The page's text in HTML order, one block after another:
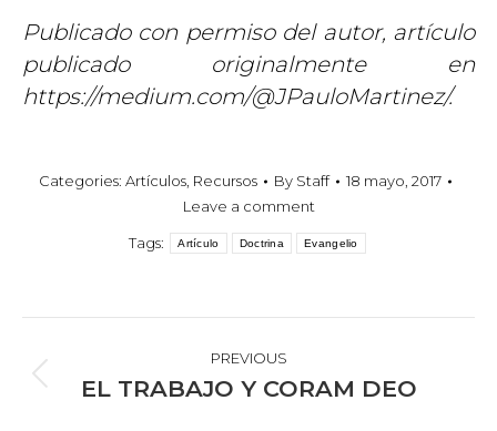
Publicado con permiso del autor, artículo
publicado originalmente en
https://medium.com/@JPauloMartinez/.
Categories: Artículos Recursos By Staff
18 mayo, 2017
Leave a comment
Tags: Artículo Doctrina Evangelio
NAVIGATIONPREVIOUS
Previous
EL TRABAJO Y CORAM DEO